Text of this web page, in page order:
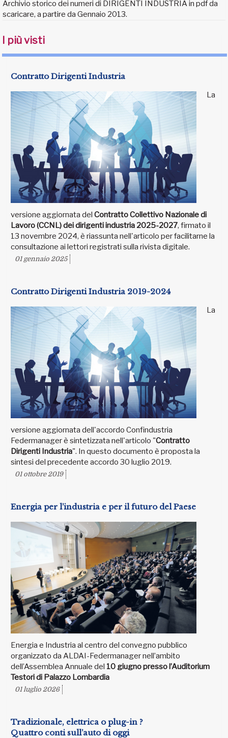
Archivio storico dei numeri di DIRIGENTI INDUSTRIA in pdf da
scaricare, a partire da Gennaio 2013.
I più visti
Contratto Dirigenti Industria
La
versione aggiornata del Contratto Collettivo Nazionale di
Lavoro (CCNL) dei dirigenti industria 2025-2027, firmato il
13 novembre 2024, è riassunta nell'articolo per facilitarne la
consultazione ai lettori registrati sulla rivista digitale.
01 gennaio 2025
Contratto Dirigenti Industria 2019-2024
La
versione aggiornata dell'accordo Confindustria
Federmanager è sintetizzata nell'articolo "Contratto
Dirigenti Industria". In questo documento è proposta la
sintesi del precedente accordo 30 luglio 2019.
01 ottobre 2019
Energia per l’industria e per il futuro del Paese
Energia e Industria al centro del convegno pubblico
organizzato da ALDAI-Federmanager nell’ambito
dell’Assemblea Annuale del 10 giugno presso l’Auditorium
Testori di Palazzo Lombardia
01 luglio 2026
Tradizionale, elettrica o plug-in ?
Quattro conti sull’auto di oggi